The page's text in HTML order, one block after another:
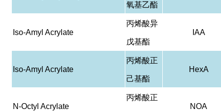
氧基乙酯
Iso-Amyl Acrylate
丙烯酸异
戊基酯
IAA
Iso-Amyl Acrylate
丙烯酸正
己基酯
HexA
N-Octyl Acrylate
丙烯酸正
NOA